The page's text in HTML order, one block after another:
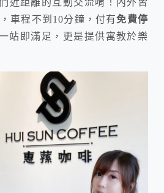
近距離的互動交流唷！內外皆
，車程不到10分鐘，付有免費停
站即滿足，更是提供寓教於樂